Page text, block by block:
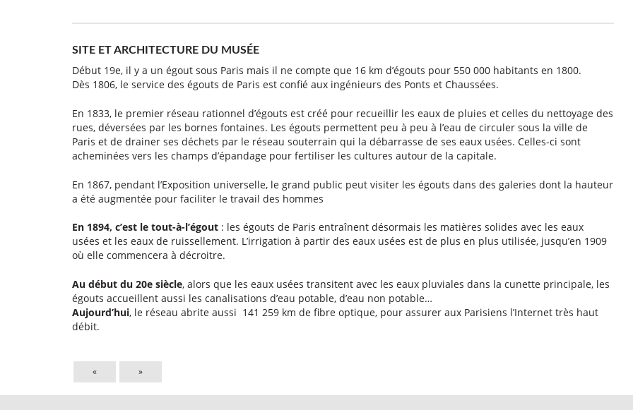
SITE ET ARCHITECTURE DU MUSÉE
Début 19e, il y a un égout sous Paris mais il ne compte que 16 km d’égouts pour 550 000 habitants en 1800.
Dès 1806, le service des égouts de Paris est confié aux ingénieurs des Ponts et Chaussées.
En 1833, le premier réseau rationnel d’égouts est créé pour recueillir les eaux de pluies et celles du nettoyage des
rues, déversées par les bornes fontaines. Les égouts permettent peu à peu à l’eau de circuler sous la ville de
Paris et de drainer ses déchets par le réseau souterrain qui la débarrasse de ses eaux usées. Celles-ci sont
acheminées vers les champs d’épandage pour fertiliser les cultures autour de la capitale.
En 1867, pendant l’Exposition universelle, le grand public peut visiter les égouts dans des galeries dont la hauteur
a été augmentée pour faciliter le travail des hommes
En 1894, c’est le tout-à-l’égout : les égouts de Paris entraînent désormais les matières solides avec les eaux
usées et les eaux de ruissellement. L’irrigation à partir des eaux usées est de plus en plus utilisée, jusqu’en 1909
où elle commencera à décroitre.
Au début du 20e siècle, alors que les eaux usées transitent avec les eaux pluviales dans la cunette principale, les
égouts accueillent aussi les canalisations d’eau potable, d’eau non potable…
Aujourd’hui, le réseau abrite aussi 141 259 km de fibre optique, pour assurer aux Parisiens l’Internet très haut
débit.
« »